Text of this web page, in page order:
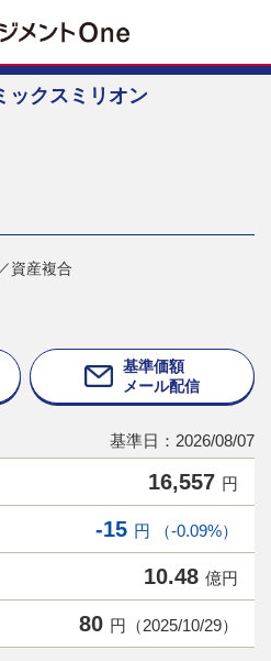
ックスミリオン
資産複合
基準価額
メール配信
基準日：2026/08/07
16,557 円
-15 円 （-0.09%）
10.48 億円
80 円（2025/10/29）